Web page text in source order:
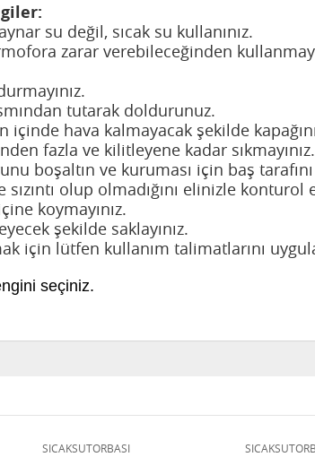
su değil, sıcak su kullanınız.
zarar verebileceğinden
tutarak doldurunuz.
hava kalmayacak şekilde kapağını
fazla ve kilitleyene kadar sıkmayınız.
boşaltın ve kuruması için baş tarafını
olup olmadığını elinizle konturol
koymayınız.
şekilde saklayınız.
için lütfen kullanım talimatlarını
seçiniz.
SICAKSUTORBASI